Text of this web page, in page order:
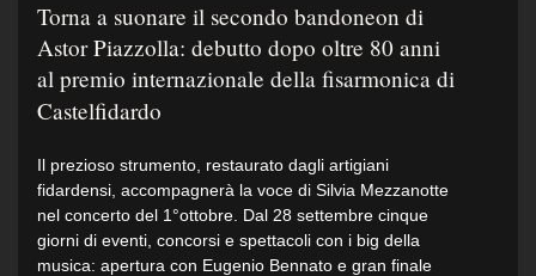
Torna a suonare il secondo bandoneon di
Astor Piazzolla: debutto dopo oltre 80 anni
al premio internazionale della fisarmonica di
Castelfidardo
Il prezioso strumento, restaurato dagli artigiani
fidardensi, accompagnerà la voce di Silvia Mezzanotte
nel concerto del 1°ottobre. Dal 28 settembre cinque
giorni di eventi, concorsi e spettacoli con i big della
musica: apertura con Eugenio Bennato e gran finale